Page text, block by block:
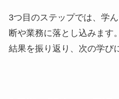
3つ目のステップでは、学
断や業務に落とし込みます
結果を振り返り、次の学び